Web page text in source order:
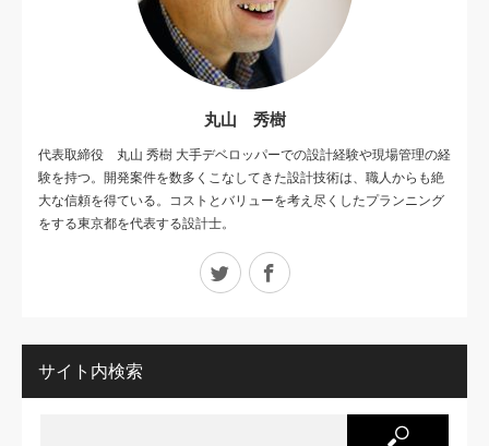
丸山 秀樹
代表取締役 丸山 秀樹 大手デベロッパーでの設計経験や現場管理の経
験を持つ。開発案件を数多くこなしてきた設計技術は、職人からも絶
大な信頼を得ている。コストとバリューを考え尽くしたプランニング
をする東京都を代表する設計士。
Twitter Facebook
サイト内検索